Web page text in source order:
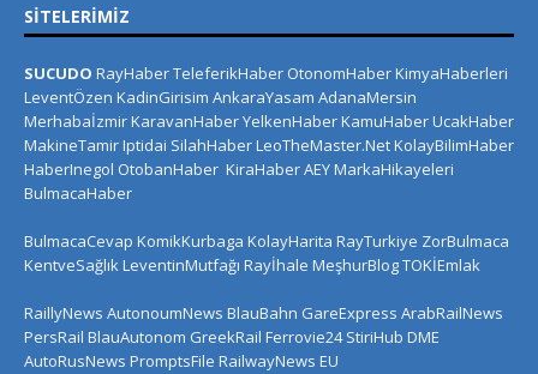
SITELERIMIZ
SUCUDO RayHaberTeleferikHaber OtonomHaberKimyaHaberleri
LeventÖzen KadinGirisim AnkaraYasam AdanaMersin
MerhabaİzmirKaravanHaberYelkenHaberKamuHaberUcakHaber
MakineTamirIptidai SilahHaberLeoTheMaster.NetKolayBilimHaber
HaberInegol OtobanHaber KiraHaberAEYMarkaHikayeleri
BulmacaHaber
BulmacaCevap KomikKurbaga KolayHarita RayTurkiye ZorBulmaca
KentveSağlıkLeventinMutfağı Rayİhale MeşhurBlogTOKİEmlak
RaillyNews AutonoumNews BlauBahn GareExpress ArabRailNews
PersRail BlauAutonom GreekRail Ferrovie24 StiriHub DME
AutoRusNews PromptsFile RailwayNews EU